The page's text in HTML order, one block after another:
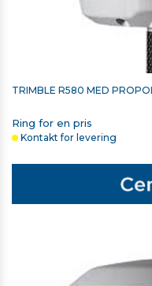
1.650,00 kr. ekskl.
TRIMBLE R580 MED
Ring for en pris
Kontakt for levering